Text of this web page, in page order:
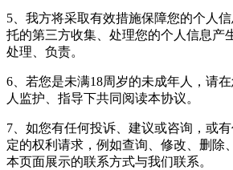
5、我方将采取有效措施保障您的个人
托的第三方收集、处理您的个人信息产
处理、负责。
6、若您是未满18周岁的未成年人，请
人监护、指导下共同阅读本协议。
7、如您有任何投诉、建议或咨询，或
定的权利请求，例如查询、修改、删除
本页面展示的联系方式与我们联系。